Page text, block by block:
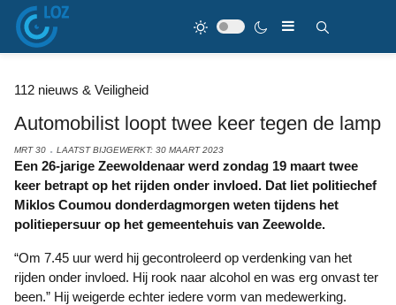
112 nieuws & Veiligheid
Automobilist loopt twee keer tegen de lamp
MRT 30 LAATST BIJGEWERKT: 30 MAART 2023
Een 26-jarige Zeewoldenaar werd zondag 19 maart twee
keer betrapt op het rijden onder invloed. Dat liet politiechef
Miklos Coumou donderdagmorgen weten tijdens het
politiepersuur op het gemeentehuis van Zeewolde.
“Om 7.45 uur werd hij gecontroleerd op verdenking van het
rijden onder invloed. Hij rook naar alcohol en was erg onvast ter
been.” Hij weigerde echter iedere vorm van medewerking.